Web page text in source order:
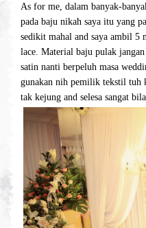
As for me, dalam banyak-
pada baju nikah saya itu yang
sedikit mahal and saya ambil 5
lace. Material baju pulak
satin nanti berpeluh masa
gunakan nih pemilik tekstil tuh
tak kejung and selesa sangat